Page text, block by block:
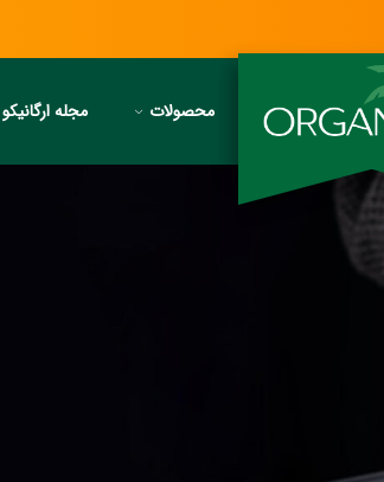
محصولات مجله ارگانیکو